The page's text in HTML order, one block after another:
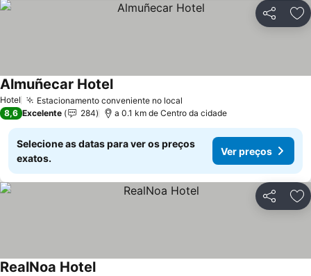
Partilhar
Hotel Estacionamento conveniente no local
Almuñecar Hotel
8,6 Excelente 284 a 0.1 km de Centro da cidade
Selecione as datas para ver os preços
exatos.
Ver preços
Partilhar
RealNoa Hotel